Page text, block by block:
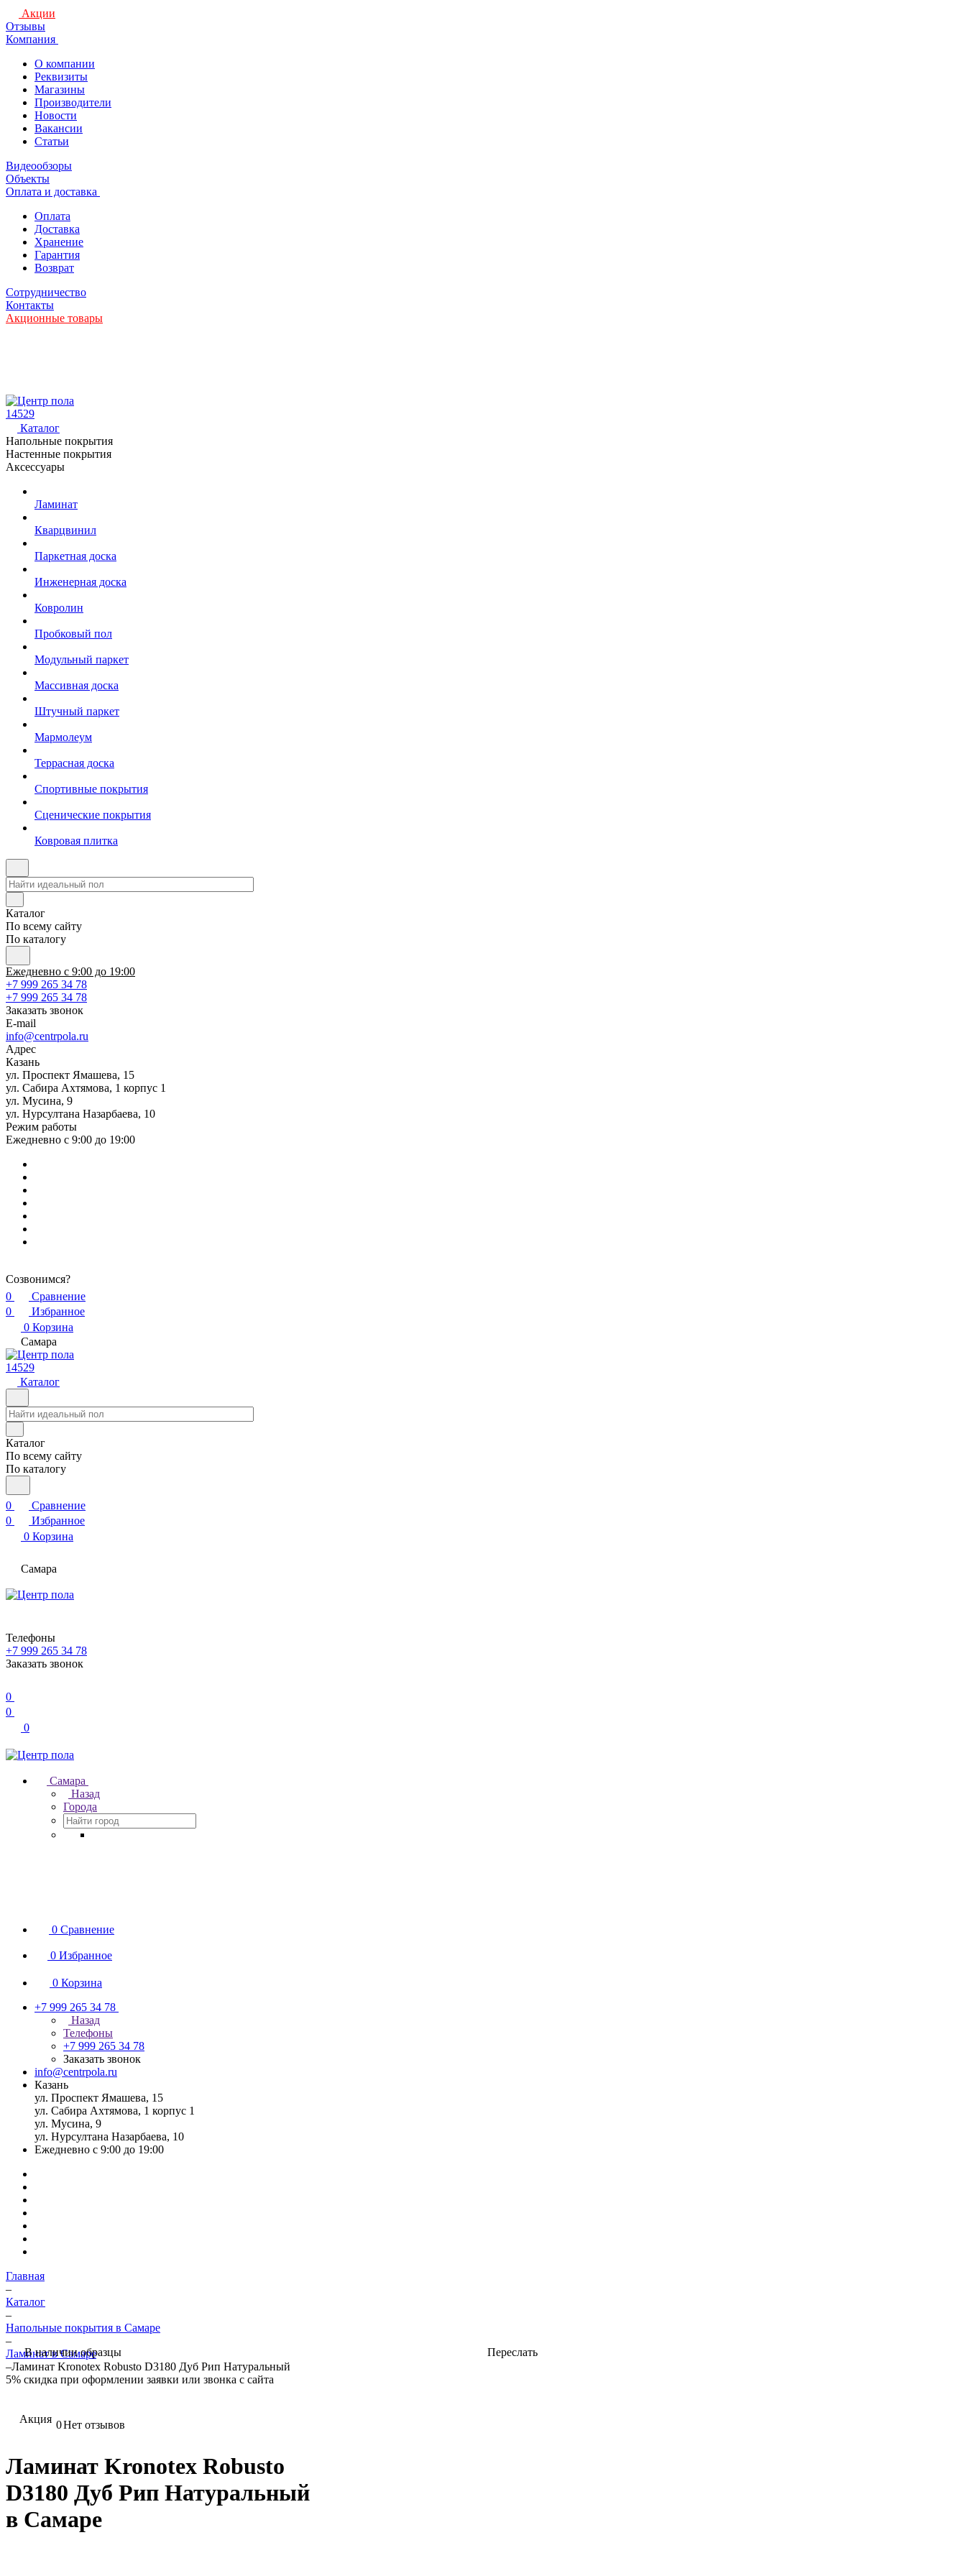
Акции
Отзывы
Компания
О компании
Реквизиты
Магазины
Производители
Новости
Вакансии
Статьи
Видеообзоры
Объекты
Оплата и доставка
Оплата
Доставка
Хранение
Гарантия
Возврат
Сотрудничество
Контакты
Акционные товары
14529
Каталог
Напольные покрытия
Настенные покрытия
Аксессуары
Ламинат
Кварцвинил
Паркетная доска
Инженерная доска
Ковролин
Пробковый пол
Модульный паркет
Массивная доска
Штучный паркет
Мармолеум
Террасная доска
Спортивные покрытия
Сценические покрытия
Ковровая плитка
Каталог
По всему сайту
По каталогу
Ежедневно с 9:00 до 19:00
+7 999 265 34 78
+7 999 265 34 78
Заказать звонок
E-mail
info@centrpola.ru
Адрес
Казань
ул. Проспект Ямашева, 15
ул. Сабира Ахтямова, 1 корпус 1
ул. Мусина, 9
ул. Нурсултана Назарбаева, 10
Режим работы
Ежедневно с 9:00 до 19:00
Созвонимся?
0
Сравнение
0
Избранное
0 Корзина
Самара
14529
Каталог
Каталог
По всему сайту
По каталогу
0
Сравнение
0
Избранное
0 Корзина
Самара
Телефоны
+7 999 265 34 78
Заказать звонок
0
0
0
Самара
Назад
Города
0 Сравнение
0 Избранное
0 Корзина
+7 999 265 34 78
Назад
Телефоны
+7 999 265 34 78
Заказать звонок
info@centrpola.ru
Казань
ул. Проспект Ямашева, 15
ул. Сабира Ахтямова, 1 корпус 1
ул. Мусина, 9
ул. Нурсултана Назарбаева, 10
Ежедневно с 9:00 до 19:00
Главная
–
Каталог
–
Напольные покрытия в Самаре
–
Ламинат в Самаре
–Ламинат Kronotex Robusto D3180 Дуб Рип Натуральный
5% скидка при оформлении заявки или звонка с сайта
Акция 0Нет отзывов
Ламинат Kronotex Robusto
D3180 Дуб Рип Натуральный
в Самаре
В наличии образцы Переслать